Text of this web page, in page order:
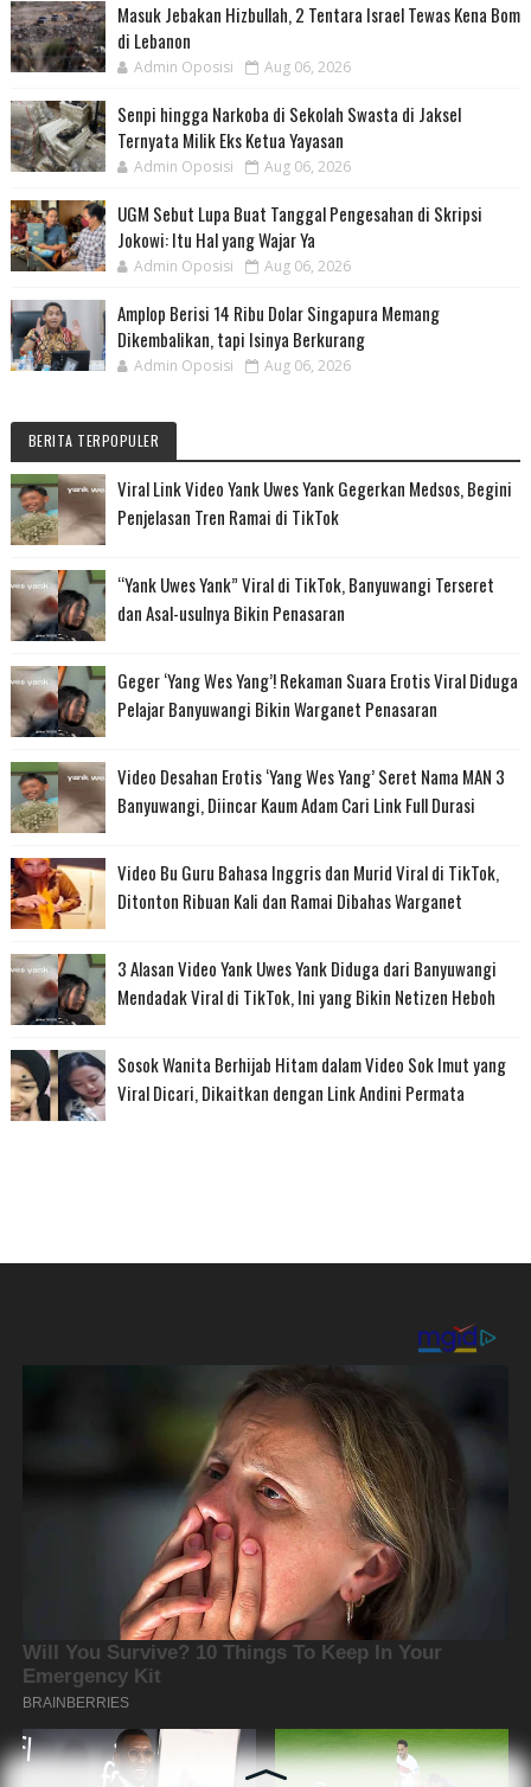
Masuk Jebakan Hizbullah, 2 Tentara Israel Tewas Kena Bom
di Lebanon
Admin Oposisi Aug 06, 2026
Senpi hingga Narkoba di Sekolah Swasta di Jaksel
Ternyata Milik Eks Ketua Yayasan
Admin Oposisi Aug 06, 2026
UGM Sebut Lupa Buat Tanggal Pengesahan di Skripsi
Jokowi: Itu Hal yang Wajar Ya
Admin Oposisi Aug 06, 2026
Amplop Berisi 14 Ribu Dolar Singapura Memang
Dikembalikan, tapi Isinya Berkurang
Admin Oposisi Aug 06, 2026
BERITA TERPOPULER
Viral Link Video Yank Uwes Yank Gegerkan Medsos, Begini
Penjelasan Tren Ramai di TikTok
“Yank Uwes Yank” Viral di TikTok, Banyuwangi Terseret
dan Asal-usulnya Bikin Penasaran
Geger ‘Yang Wes Yang’! Rekaman Suara Erotis Viral Diduga
Pelajar Banyuwangi Bikin Warganet Penasaran
Video Desahan Erotis ‘Yang Wes Yang’ Seret Nama MAN 3
Banyuwangi, Diincar Kaum Adam Cari Link Full Durasi
Video Bu Guru Bahasa Inggris dan Murid Viral di TikTok,
Ditonton Ribuan Kali dan Ramai Dibahas Warganet
3 Alasan Video Yank Uwes Yank Diduga dari Banyuwangi
Mendadak Viral di TikTok, Ini yang Bikin Netizen Heboh
Sosok Wanita Berhijab Hitam dalam Video Sok Imut yang
Viral Dicari, Dikaitkan dengan Link Andini Permata